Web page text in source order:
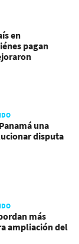
en
pagan
una
disputa
más
ampliación del